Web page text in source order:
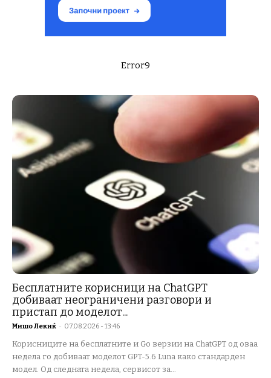
Error9
Бесплатните корисници на ChatGPT
добиваат неограничени разговори и
пристап до моделот...
Мишо Лекиќ - 07.08.2026 - 13:46
Корисниците на бесплатните и Go верзии на ChatGPT од оваа
недела го добиваат моделот GPT-5.6 Luna како стандарден
модел. Од следната недела, сервисот за...